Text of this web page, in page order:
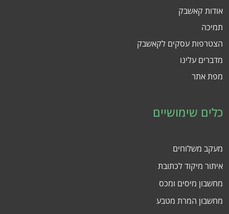
אודות קאשבק
תמיכה
הצטרפות עסקים לקאשבק
מדברים עלינו
מפת אתר
כלים שימושיים
מעקב משלוחים
איתור מיקוד לכתובת
מחשבון מיסים ומכס
מחשבון המרת מטבע